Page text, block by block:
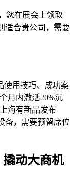
您在展会上领取
适合贵公司，需要
使用技巧、成功案
月内激活20%沉
海有新品发布
备，需要预留席位
动大商机